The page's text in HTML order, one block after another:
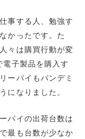
事する人、勉強す
かったです。た
々は購買行動が変
子製品を購入す
ーパイもパンデミ
になりました。
パイの出荷台数は
最も台数が少なか